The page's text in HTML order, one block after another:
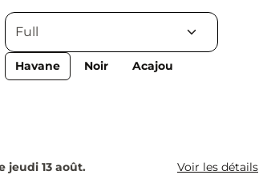
Havane Noir Acajou
jeudi 13 août. Voir les détails